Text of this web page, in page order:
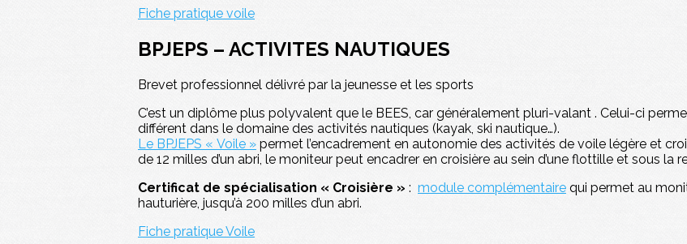
Fiche pratique voile
BPJEPS – ACTIVITES NAUTIQUES
Brevet professionnel délivré par la jeunesse et les sports
C’est un diplôme plus polyvalent que le BEES, car généralement pluri-valant . Celui-ci
différent dans le domaine des activités nautiques (kayak, ski nautique…).
Le BPJEPS « Voile » permet l’encadrement en autonomie des activités de voile légère et
de 12 milles d’un abri, le moniteur peut encadrer en croisière au sein d’une flottille et sous la
Certificat de spécialisation « Croisière » : module complémentaire qui permet au
hauturière, jusqu’à 200 milles d’un abri.
Fiche pratique Voile